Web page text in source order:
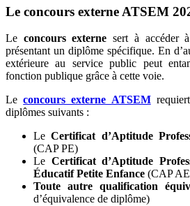
Le concours externe ATSEM
Le concours externe sert à accéder
présentant un diplôme spécifique. En
extérieure au service public peut
fonction publique grâce à cette voie.
Leconcours externe ATSEM
diplômes suivants :
LeCertificat d’Aptitude
(CAP PE)
Le Certificat d’Aptitude
Éducatif Petite Enfance (CAP
Toute autre qualification
d’équivalence de diplôme)